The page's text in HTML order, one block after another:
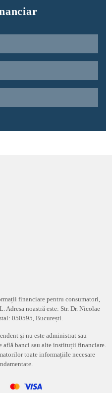
financiare pentru consumatori,
Adresa noastră este: Str. Dr. Nicolae
050595, București.
și nu este administrat sau
află banci sau alte instituții financiare.
toate informațiile necesare